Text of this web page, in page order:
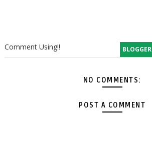
BLOGGER
Comment Using!!
NO COMMENTS:
POST A COMMENT